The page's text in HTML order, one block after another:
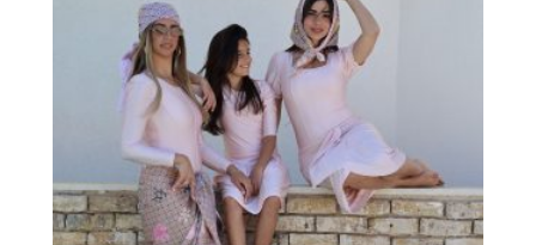
זה
יש
מספר
סוגים.
ניתן
לבחור
את
האפשרויות